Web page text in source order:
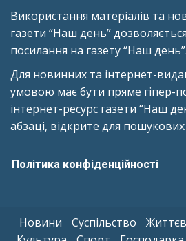
Використання матеріалів та
газети “Наш день”
посилання на газету “Наш день”.
Для новинних та інтернет-
умовою має бути пряме гіпер-
інтернет-ресурс газети “Наш
абзаці, відкрите для
Політика конфіденційності
Новини Суспільство